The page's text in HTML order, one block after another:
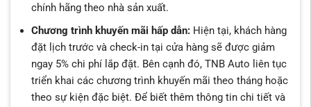
chính hãng theo nhà sản xuất.
Chương trình khuyến mãi hấp dẫn: Hiện tại, khách hàng
đặt lịch trước và check-in tại cửa hàng sẽ được giảm
ngay 5% chi phí lắp đặt. Bên cạnh đó, TNB Auto liên tục
triển khai các chương trình khuyến mãi theo tháng hoặc
theo sự kiện đặc biệt. Để biết thêm thông tin chi tiết và